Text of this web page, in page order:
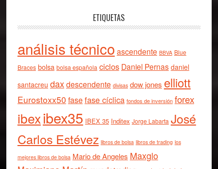
ETIQUETAS
análisis técnico ascendente BBVA Blue
Braces bolsa bolsa española ciclos Daniel Pernas daniel
santacreu daxdescendente divisas dow jones elliott
Eurostoxx50 fasefase cíclica fondos de inversión forex
ibexibex35 IBEX 35 Inditex Jorge Labarta José
Carlos Estévez libros de bolsa libros de trading los
mejores libros de bolsa Mario de Angeles Maxglo